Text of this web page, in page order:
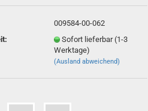
009584-00-062
Sofort lieferbar (1-3
Werktage)
(Ausland abweichend)